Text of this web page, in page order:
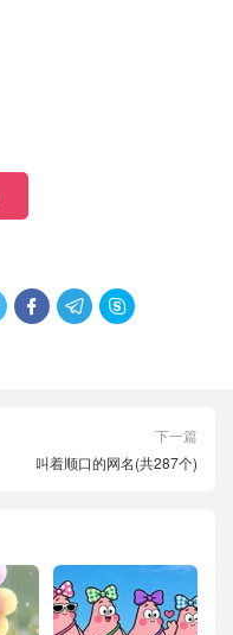
  
下一篇
叫着顺口的网名(共287个)